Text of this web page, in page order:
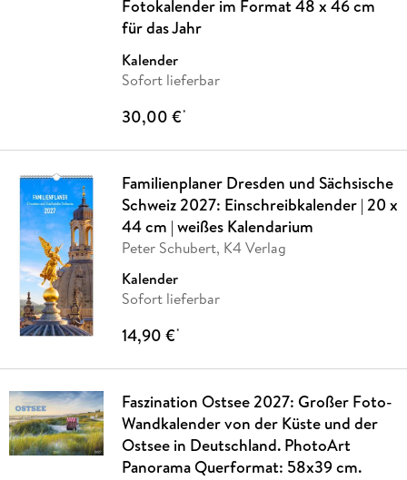
Fotokalender im Format 48 x 46 cm
für das Jahr
Kalender
Sofort lieferbar
30,00 €*
Familienplaner Dresden und Sächsische
Schweiz 2027: Einschreibkalender | 20 x
44 cm | weißes Kalendarium
Peter Schubert, K4 Verlag
Kalender
Sofort lieferbar
14,90 €*
Faszination Ostsee 2027: Großer Foto-
Wandkalender von der Küste und der
Ostsee in Deutschland. PhotoArt
Panorama Querformat: 58x39 cm.